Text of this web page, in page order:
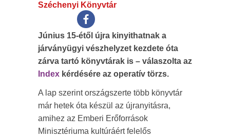
Széchenyi Könyvtár
Június 15-étől újra kinyithatnak a
járványügyi vészhelyzet kezdete óta
zárva tartó könyvtárak is – válaszolta az
Index kérdésére az operatív törzs.
A lap szerint országszerte több könyvtár
már hetek óta készül az újranyitásra,
amihez az Emberi Erőforrások
Minisztériuma kultúráért felelős